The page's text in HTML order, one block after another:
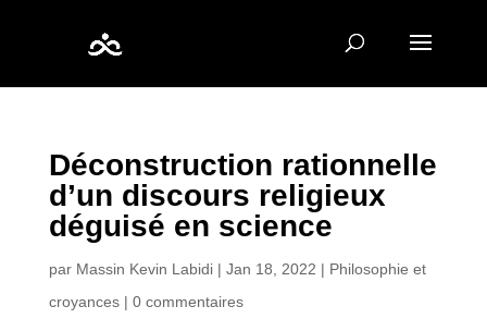
Déconstruction rationnelle
d’un discours religieux
déguisé en science
par Massin Kevin Labidi| Jan 18, 2022 | Philosophie et
croyances| 0 commentaires